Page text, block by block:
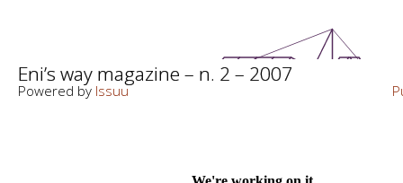
Powered by Issuu
Eni’s way magazine – n. 2 – 2007